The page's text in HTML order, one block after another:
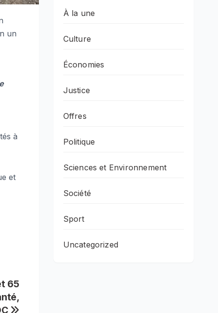
un
à
et
65
À la une
Culture
Économies
Justice
Offres
Politique
Sciences et Environnement
Société
Sport
Uncategorized